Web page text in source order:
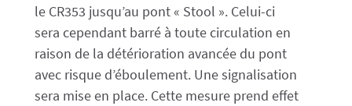
le CR353 jusqu’au pont « Stool ». Celui-ci
sera cependant barré à toute circulation en
raison de la détérioration avancée du pont
avec risque d’éboulement. Une signalisation
sera mise en place. Cette mesure prend effet